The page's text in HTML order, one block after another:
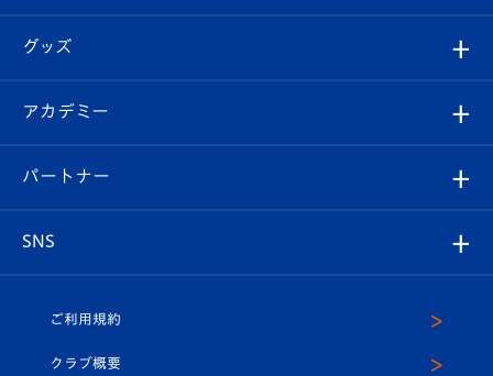
チケット
イベント
メディア
ホームタウン
エンブレム紹介
スタッフプロフィール
マスコット紹介
はじめての観戦ガイド
Revive Team
ヴィヴィくんの長崎おもてなしガイド
フォトギャラリー
スタジアムグルメ
チケット
V-LOVERS（ファンクラブ）
プレイヤーズスイート
グッズ
オンラインショップ
店舗情報
アカデミー
育成からのお知らせ
U-18
パートナー
SNS
ヴィヴィくんインスタグラム
ご利用規約
クラブ概要